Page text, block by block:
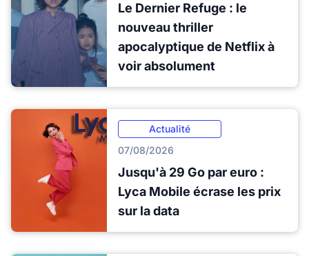
Le Dernier Refuge : le
nouveau thriller
apocalyptique de Netflix à
voir absolument
Actualité
07/08/2026
Jusqu'à 29 Go par euro :
Lyca Mobile écrase les prix
sur la data